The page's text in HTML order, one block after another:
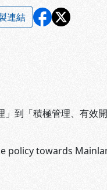
連結
到「積極管理、有效開
policy towards